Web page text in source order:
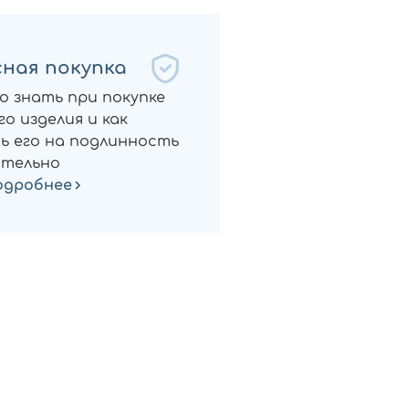
покупка
знать при покупке
изделия и как
его на подлинность